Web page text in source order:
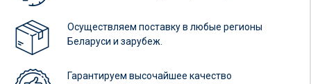
Осуществляем поставку в любые регионы
Беларуси и зарубеж.
Гарантируем высочайшее качество